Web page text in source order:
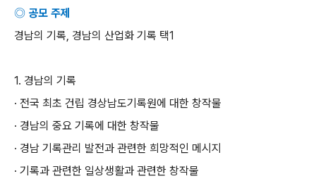
◎ 공모 주제
경남의 기록, 경남의 산업화 기록 택1
1. 경남의 기록
· 전국 최초 건립 경상남도기록원에 대한 창작물
· 경남의 중요 기록에 대한 창작물
· 경남 기록관리 발전과 관련한 희망적인 메시지
· 기록과 관련한 일상생활과 관련한 창작물